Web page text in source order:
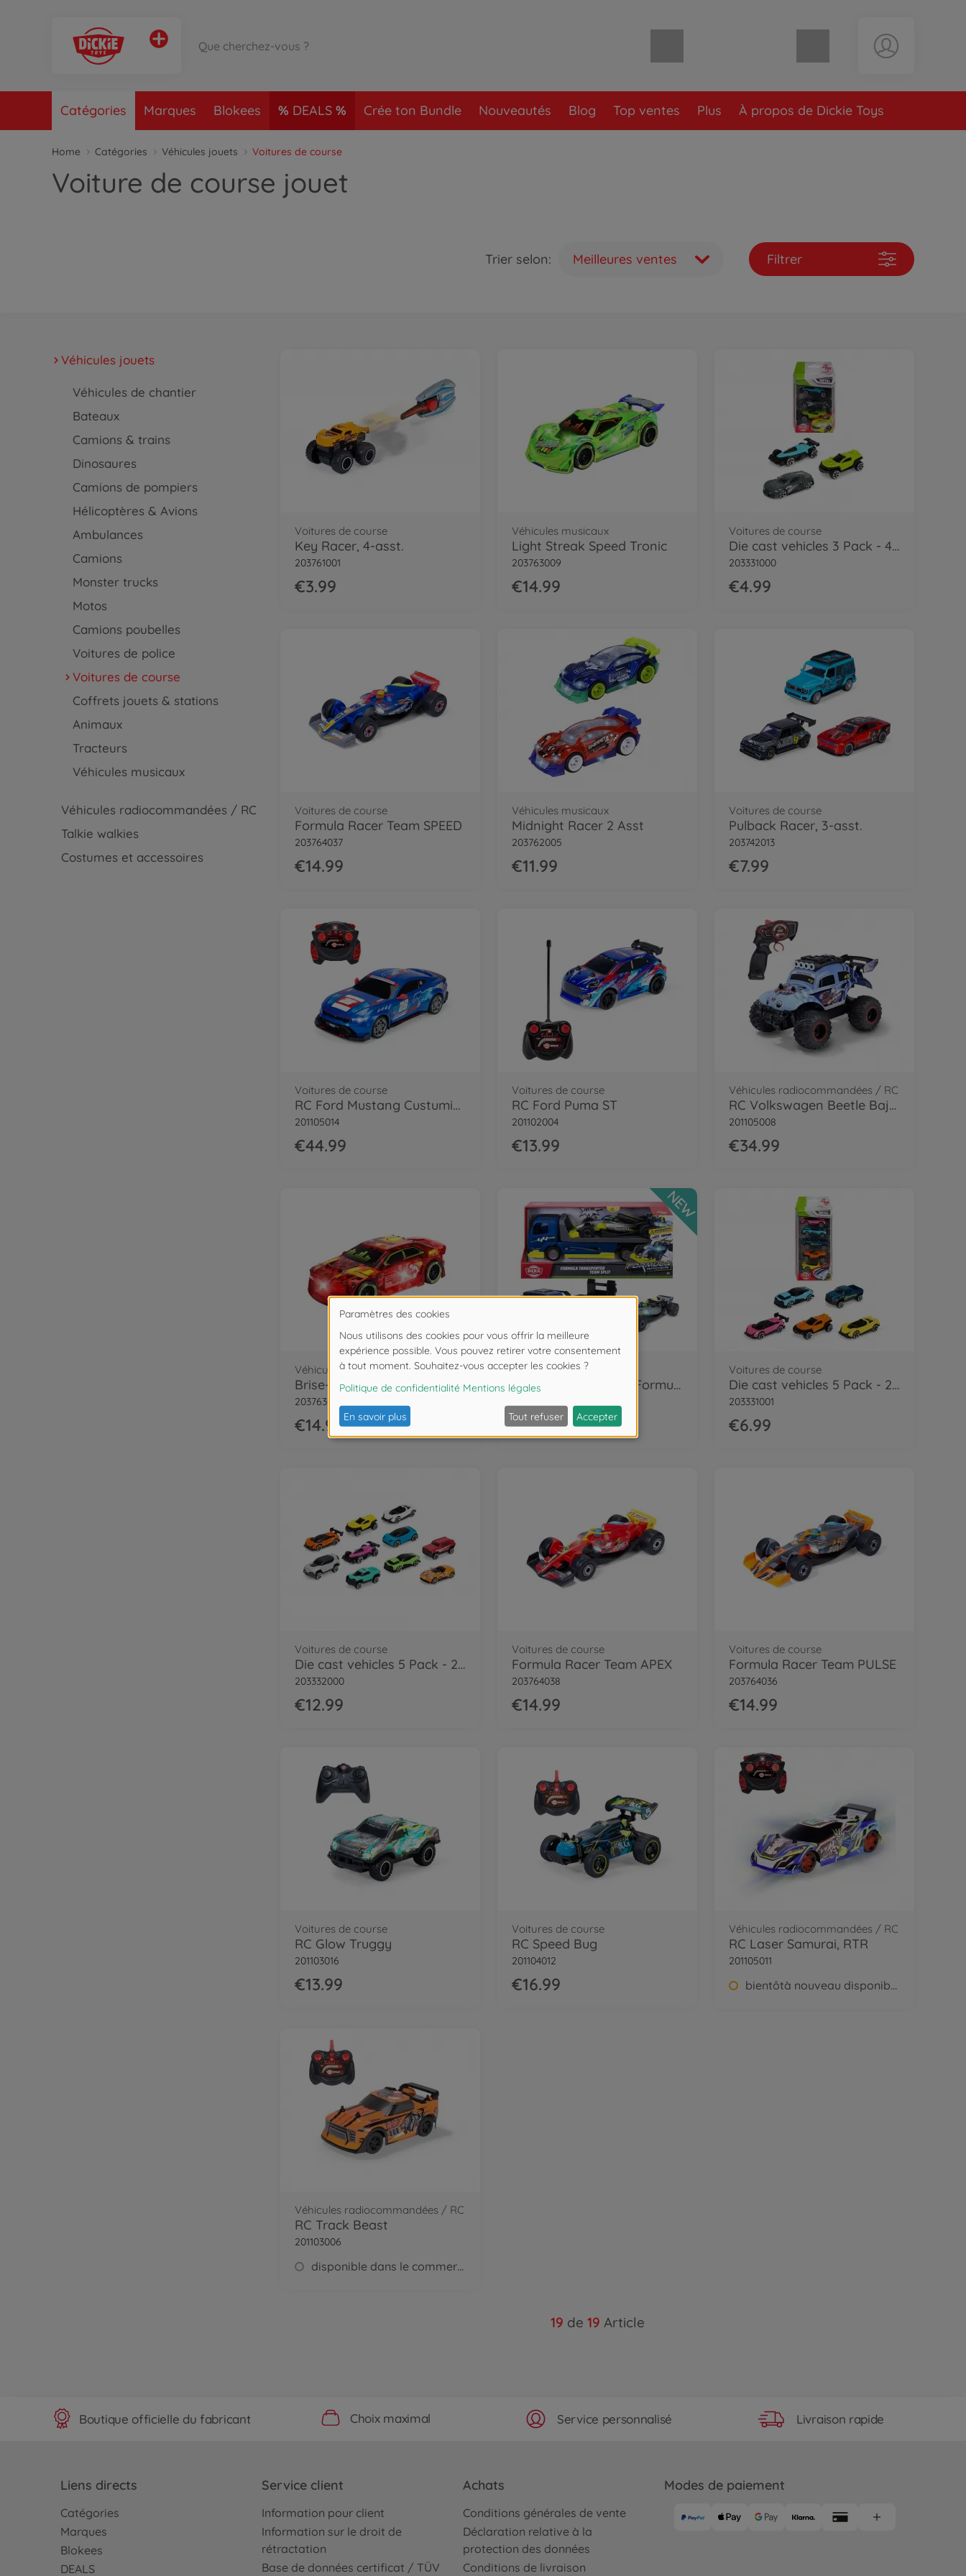
Catégories Marques Blokees DEALS Crée ton Bundle Nouveautés Blog Top ventes Plus À propos de Dickie Toys
Home Catégories Véhicules jouets Voitures de course
Voiture de course jouet
Trier selon: Meilleures ventes Filtrer
Véhicules jouets
Véhicules de chantier
Bateaux
Camions & trains
Dinosaures
Camions de pompiers
Hélicoptères & Avions
Ambulances
Camions
Monster trucks
Motos
Camions poubelles
Voitures de police
Voitures de course
Coffrets jouets & stations
Animaux
Tracteurs
Véhicules musicaux
Véhicules radiocommandées / RC
Talkie walkies
Costumes et accessoires
Voitures de course
Key Racer, 4-asst.
203761001
€3.99
Véhicules musicaux
Light Streak Speed Tronic
203763009
€14.99
Voitures de course
Die cast vehicles 3 Pack - 4 asst.
203331000
€4.99
Voitures de course
Formula Racer Team SPEED
203764037
€14.99
Véhicules musicaux
Midnight Racer 2 Asst
203762005
€11.99
Voitures de course
Pulback Racer, 3-asst.
203742013
€7.99
Voitures de course
RC Ford Mustang Custumized, Try Me, RTR
201105014
€44.99
Voitures de course
RC Ford Puma ST
201102004
€13.99
Véhicules radiocommandées / RC
RC Volkswagen Beetle Baja Bug, RTR
201105008
€34.99
Véhicules musicaux
Brise-béton
203763010
€14.99
Voitures de course
Dickie Transporteur Formule 1 35CM
€24.99
NEW
Voitures de course
Die cast vehicles 5 Pack - 2 asst.
203331001
€6.99
Voitures de course
Die cast vehicles 5 Pack - 2 asst.
203332000
€12.99
Voitures de course
Formula Racer Team APEX
203764038
€14.99
Voitures de course
Formula Racer Team PULSE
203764036
€14.99
Voitures de course
RC Glow Truggy
201103016
€13.99
Voitures de course
RC Speed Bug
201104012
€16.99
Véhicules radiocommandées / RC
RC Laser Samurai, RTR
201105011
bientôtà nouveau disponible
Véhicules radiocommandées / RC
RC Track Beast
201103006
disponible dans le commerce
19 de 19 Article
Boutique officielle du fabricant Choix maximal Service personnalisé Livraison rapide
Liens directs
Catégories
Marques
Blokees
DEALS
Service client
Information pour client
Information sur le droit de
rétractation
Base de données certificat / TÜV
Achats
Conditions générales de vente
Déclaration relative à la
protection des données
Conditions de livraison
Modes de paiement